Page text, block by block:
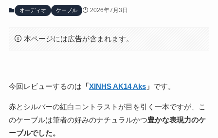
オーディオ ケーブル 2026年7月3日
本ページには広告が含まれます。
今回レビューするのは 「XINHS AK14 Aks」 です。
赤とシルバーの紅白コントラストが目を引く一本ですが、こ
のケーブルは筆者の好みのナチュラルかつ豊かな表現力のケ
ーブルでした。